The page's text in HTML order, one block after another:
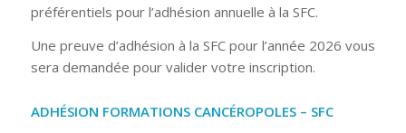
préférentiels pour l’adhésion annuelle à la SFC.
Une preuve d’adhésion à la SFC pour l’année 2026 vous
sera demandée pour valider votre inscription.
ADHÉSION FORMATIONS CANCÉROPOLES – SFC